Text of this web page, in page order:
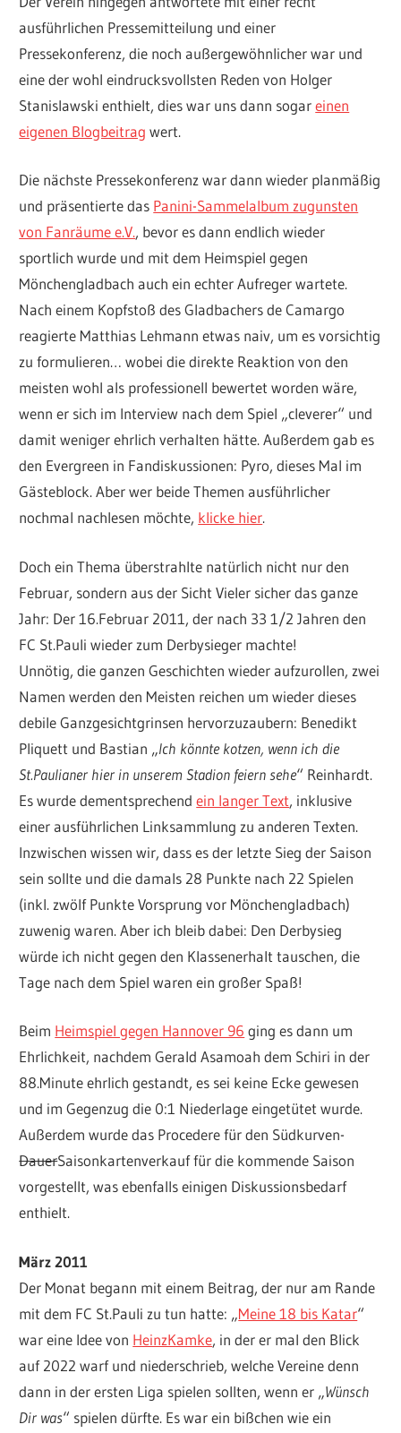
ausführlichen Pressemitteilung und einer
Pressekonferenz, die noch außergewöhnlicher war und
eine der wohl eindrucksvollsten Reden von Holger
Stanislawski enthielt, dies war uns dann sogareinen
eigenen Blogbeitrag wert.
Die nächste Pressekonferenz war dann wieder planmäßig
und präsentierte das Panini-Sammelalbum zugunsten
von Fanräume e.V., bevor es dann endlich wieder
sportlich wurde und mit dem Heimspiel gegen
Mönchengladbach auch ein echter Aufreger wartete.
Nach einem Kopfstoß des Gladbachers de Camargo
reagierte Matthias Lehmann etwas naiv, um es vorsichtig
zu formulieren… wobei die direkte Reaktion von den
meisten wohl als professionell bewertet worden wäre,
wenn er sich im Interview nach dem Spiel „cleverer“ und
damit weniger ehrlich verhalten hätte. Außerdem gab es
den Evergreen in Fandiskussionen: Pyro, dieses Mal im
Gästeblock. Aber wer beide Themen ausführlicher
nochmal nachlesen möchte, klicke hier.
Doch ein Thema überstrahlte natürlich nicht nur den
Februar, sondern aus der Sicht Vieler sicher das ganze
Jahr: Der 16.Februar 2011, der nach 33 1/2 Jahren den
FC St.Pauli wieder zum Derbysieger machte!
Unnötig, die ganzen Geschichten wieder aufzurollen, zwei
Namen werden den Meisten reichen um wieder dieses
debile Ganzgesichtgrinsen hervorzuzaubern: Benedikt
Pliquett und Bastian „Ich könnte kotzen, wenn ich die
St.Paulianer hier in unserem Stadion feiern sehe“ Reinhardt.
Es wurde dementsprechendein langer Text, inklusive
einer ausführlichen Linksammlung zu anderen Texten.
Inzwischen wissen wir, dass es der letzte Sieg der Saison
sein sollte und die damals 28 Punkte nach 22 Spielen
(inkl. zwölf Punkte Vorsprung vor Mönchengladbach)
zuwenig waren. Aber ich bleib dabei: Den Derbysieg
würde ich nicht gegen den Klassenerhalt tauschen, die
Tage nach dem Spiel waren ein großer Spaß!
Beim Heimspiel gegen Hannover 96 ging es dann um
Ehrlichkeit, nachdem Gerald Asamoah dem Schiri in der
88.Minute ehrlich gestandt, es sei keine Ecke gewesen
und im Gegenzug die 0:1 Niederlage eingetütet wurde.
Außerdem wurde das Procedere für den Südkurven-
DauerSaisonkartenverkauf für die kommende Saison
vorgestellt, was ebenfalls einigen Diskussionsbedarf
enthielt.
März 2011
Der Monat begann mit einem Beitrag, der nur am Rande
mit dem FC St.Pauli zu tun hatte: „Meine 18 bis Katar“
war eine Idee von HeinzKamke, in der er mal den Blick
auf 2022 warf und niederschrieb, welche Vereine denn
dann in der ersten Liga spielen sollten, wenn er „Wünsch
Dir was“ spielen dürfte. Es war ein bißchen wie ein